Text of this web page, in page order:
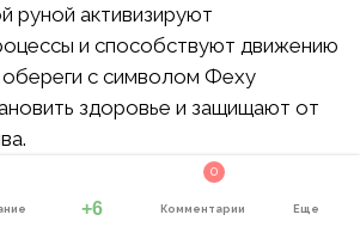
руной активизируют
и способствуют движению
с символом Феху
здоровье и защищают от
+6 Комментарии
0
Еще